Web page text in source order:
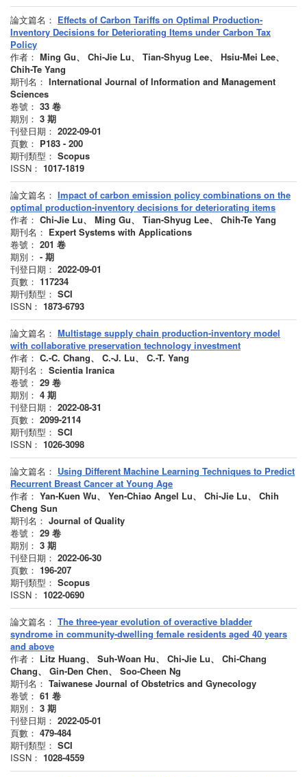
論文篇名： Effects of Carbon Tariffs on Optimal Production-
Inventory Decisions for Deteriorating Items under Carbon Tax
Policy
作者： Ming Gu、 Chi-Jie Lu、 Tian-Shyug Lee、 Hsiu-Mei Lee、
Chih-Te Yang
期刊名： International Journal of Information and Management
Sciences
卷號： 33 卷
期別： 3 期
刊登日期： 2022-09-01
頁數： P183 - 200
期刊類型： Scopus
ISSN： 1017-1819
論文篇名： Impact of carbon emission policy combinations on the
optimal production-inventory decisions for deteriorating items
作者： Chi-Jie Lu、 Ming Gu、 Tian-Shyug Lee、 Chih-Te Yang
期刊名： Expert Systems with Applications
卷號： 201 卷
期別： - 期
刊登日期： 2022-09-01
頁數： 117234
期刊類型： SCI
ISSN： 1873-6793
論文篇名： Multistage supply chain production-inventory model
with collaborative preservation technology investment
作者： C.-C. Chang、 C.-J. Lu、 C.-T. Yang
期刊名： Scientia Iranica
卷號： 29 卷
期別： 4 期
刊登日期： 2022-08-31
頁數： 2099-2114
期刊類型： SCI
ISSN： 1026-3098
論文篇名： Using Different Machine Learning Techniques to Predict
Recurrent Breast Cancer at Young Age
作者： Yan-Kuen Wu、 Yen-Chiao Angel Lu、 Chi-Jie Lu、 Chih
Cheng Sun
期刊名： Journal of Quality
卷號： 29 卷
期別： 3 期
刊登日期： 2022-06-30
頁數： 196-207
期刊類型： Scopus
ISSN： 1022-0690
論文篇名： The three-year evolution of overactive bladder
syndrome in community-dwelling female residents aged 40 years
and above
作者： Litz Huang、 Suh-Woan Hu、 Chi-Jie Lu、 Chi-Chang
Chang、 Gin-Den Chen、 Soo-Cheen Ng
期刊名： Taiwanese Journal of Obstetrics and Gynecology
卷號： 61 卷
期別： 3 期
刊登日期： 2022-05-01
頁數： 479-484
期刊類型： SCI
ISSN： 1028-4559